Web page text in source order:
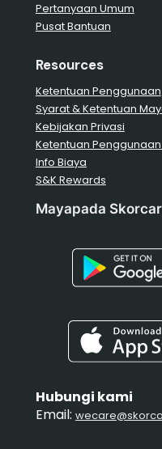
Pertanyaan Umum
Pusat Bantuan
Resources
Ketentuan Penggunaan
Syarat & Ketentuan
Kebijakan Privasi
Ketentuan Penggunaan
Info Biaya
S&K Rewards
Mayapada
Hubungi kami
Email: